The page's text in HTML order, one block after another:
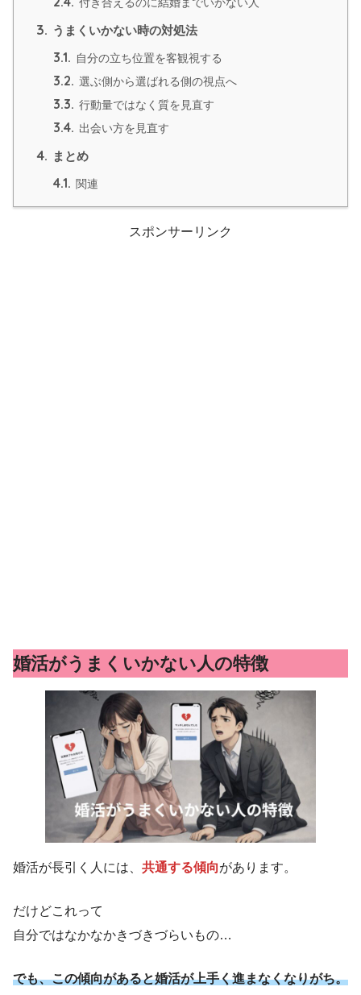
3. うまくいかない時の対処法
3.1. 自分の立ち位置を客観視する
3.2. 選ぶ側から選ばれる側の視点へ
3.3. 行動量ではなく質を見直す
3.4. 出会い方を見直す
4. まとめ
4.1. 関連
スポンサーリンク
婚活がうまくいかない人の特徴
婚活が長引く人には、 共通する傾向があります。
だけどこれって
自分ではなかなかきづきづらいもの…
でも、この傾向があると婚活が上手く進まなくなりがち。